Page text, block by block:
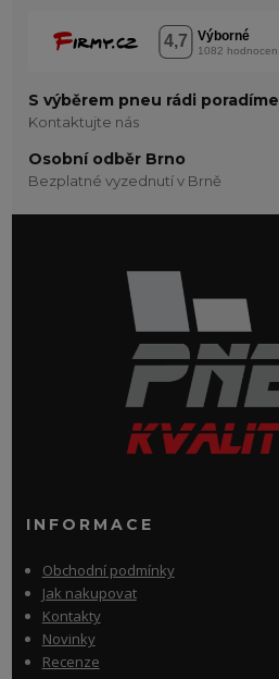
S výběrem pneu rádi poradíme
Kontaktujte nás
Osobní odběr Brno
Bezplatné vyzednutí v Brně
INFORMACE
Obchodní podmínky
Jak nakupovat
Kontakty
Novinky
Recenze